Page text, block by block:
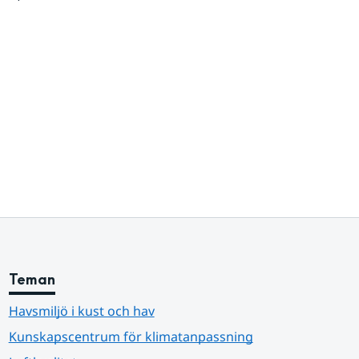
Teman
Havsmiljö i kust och hav
Kunskapscentrum för klimatanpassning